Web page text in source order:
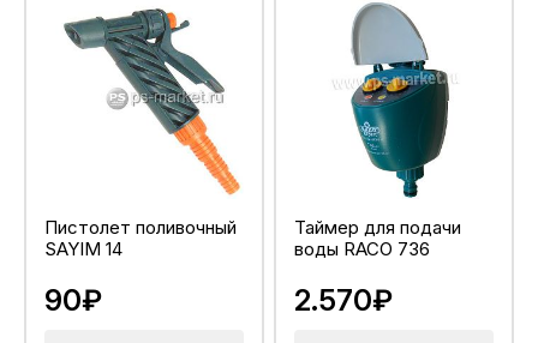
Пистолет поливочный
SAYIM 14
90₽
Таймер для подачи
воды RACO 736
2.570₽